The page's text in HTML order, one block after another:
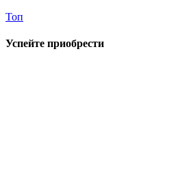
Топ
Успейте приобрести